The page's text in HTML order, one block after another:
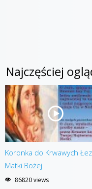
Najczęściej
Koronka do Krwawych Łez
Matki Bożej
86820 views